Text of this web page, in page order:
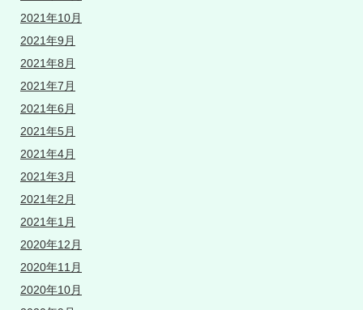
2021年10月
2021年9月
2021年8月
2021年7月
2021年6月
2021年5月
2021年4月
2021年3月
2021年2月
2021年1月
2020年12月
2020年11月
2020年10月